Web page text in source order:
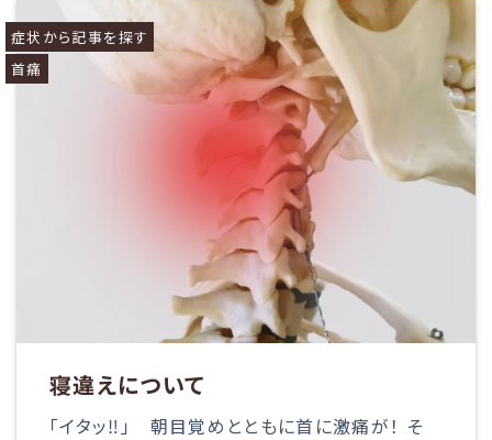
寝違えについて
「イタッ‼」 朝目覚めとともに首に激痛が！ そ
症状から記事を探す
首痛